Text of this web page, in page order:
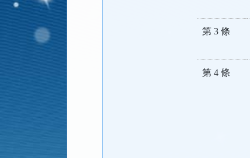
第 3 條
第 4 條